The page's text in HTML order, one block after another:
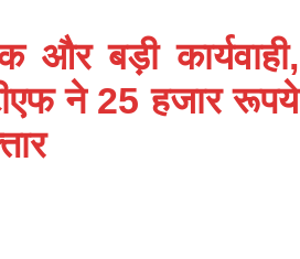
बड़ी कार्यवाही,
ने 25 हजार रूपये